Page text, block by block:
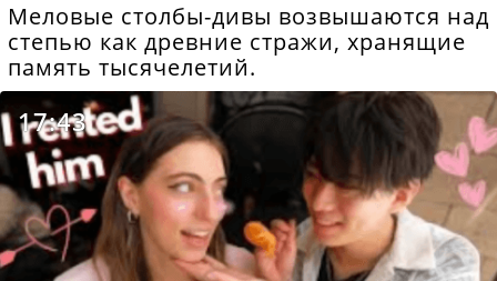
Меловые столбы-дивы возвышаются над
степью как древние стражи, хранящие
память тысячелетий.
17:43